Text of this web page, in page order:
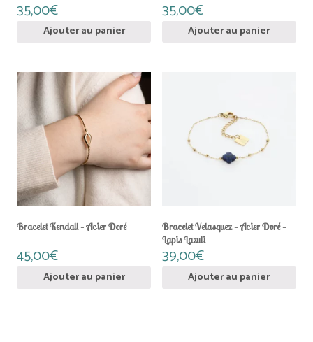
35,00€
Ajouter au panier
35,00€
Ajouter au panier
Bracelet Kendall – Acier Doré
45,00€
Ajouter au panier
Bracelet Velasquez – Acier Doré –
Lapis Lazuli
39,00€
Ajouter au panier